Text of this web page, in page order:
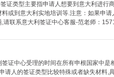
证类型主要指申请人想要到意大利进行
或到意大利实地培训等.注意：如果申
,请联系意大利签证中心客服-范老师：
证中心受理的时间在所有申根国家中
请人的签证类型比较特殊或者缺失材料,